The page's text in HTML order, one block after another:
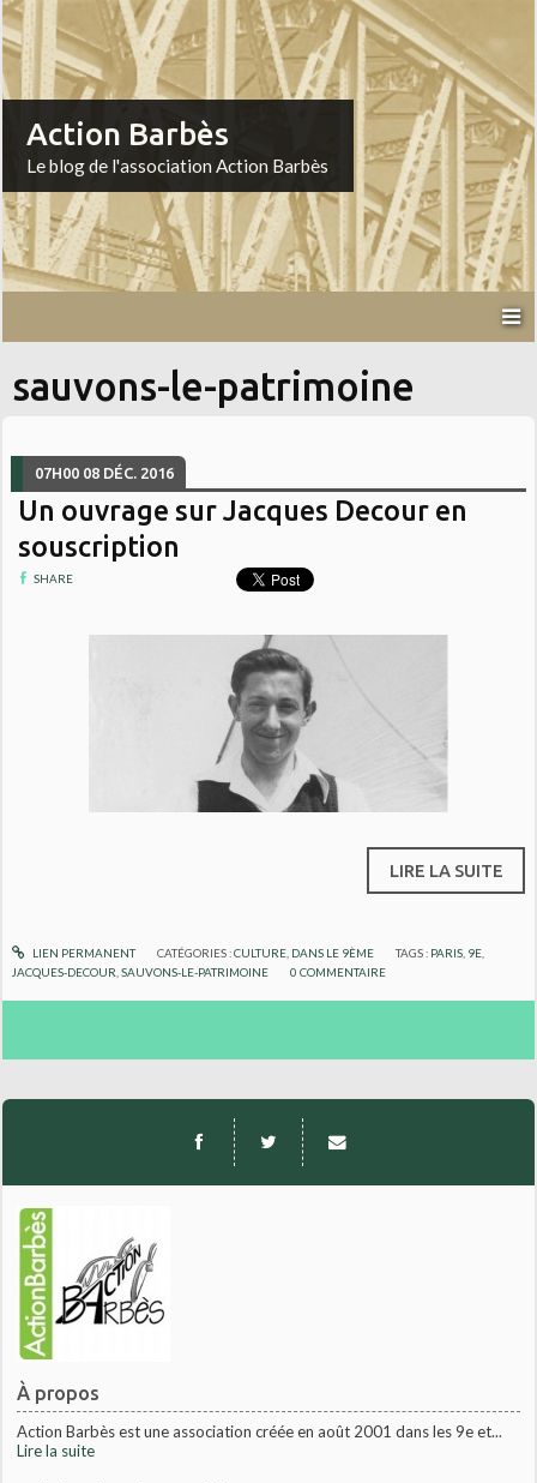
À propos
Action Barbès est une association créée en août 2001 dans les 9e et...
Lire la suite
Action Barbès
Le blog de l'association Action Barbès
sauvons-le-patrimoine
07H00 08 DÉC. 2016
Un ouvrage sur Jacques Decour en
souscription
SHARE
LIRE LA SUITE
LIEN PERMANENT CATÉGORIES :CULTURE, DANS LE 9ÈME TAGS : PARIS 9E
JACQUES-DECOUR ,SAUVONS-LE-PATRIMOINE 0 COMMENTAIRE